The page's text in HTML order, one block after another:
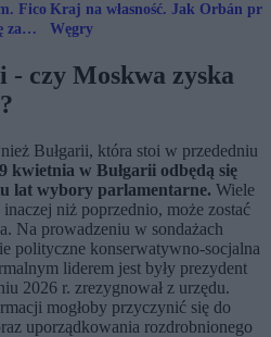
Fico
za
Kraj na własność. Jak Orbán
Węgry
- czy Moskwa zyska
Bułgarii, która stoi w przededniu
kwietnia w Bułgarii odbędą się
lat wybory parlamentarne. Wiele
niż poprzednio, może zostać
Na prowadzeniu w sondażach
polityczne konserwatywno-socjalna
liderem jest były prezydent
2026 r. zrezygnował z urzędu.
mogłoby przyczynić się do
uporządkowania rozdrobnionego